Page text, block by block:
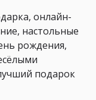
онлайн-
настольные
рождения,
подарок